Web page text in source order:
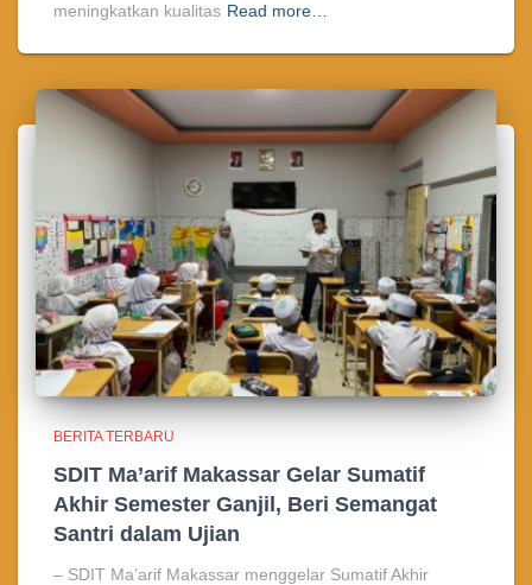
meningkatkan kualitas Read more…
BERITA TERBARU
SDIT Ma’arif Makassar Gelar Sumatif
Akhir Semester Ganjil, Beri Semangat
Santri dalam Ujian
– SDIT Ma’arif Makassar menggelar Sumatif Akhir